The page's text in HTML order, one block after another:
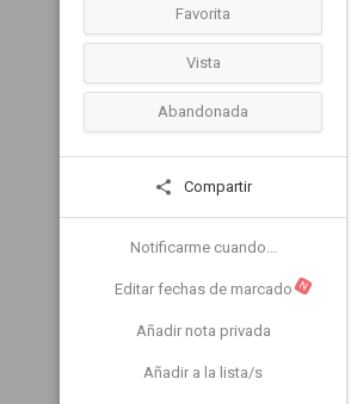
Favorita
Vista
Abandonada
Compartir
Notificarme cuando...
Editar fechas de marcado N
Añadir nota privada
Añadir a la lista/s